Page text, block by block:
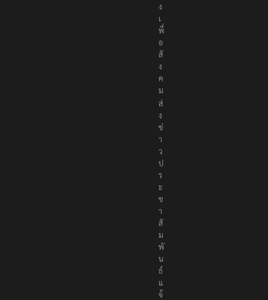
ง
เ
พื่
อ
สั
ง
ค
ม
ส่
ง
ข่
า
ว
ป
ร
ะ
ช
า
สั
ม
พั
น
ธ์
แ
จ้